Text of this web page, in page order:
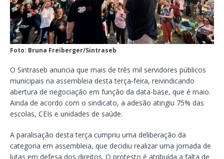
Foto: Bruna Freiberger/Sintraseb
O Sintraseb anuncia que mais de três mil servidores públicos
municipais na assembleia desta terça-feira, reivindicando
abertura de negociação em função da data-base, que é maio.
Ainda de acordo com o sindicato, a adesão atingiu 75% das
escolas, CEIs e unidades de saúde.
A paralisação desta terça cumpriu uma deliberação da
categoria em assembleia, que decidiu realizar uma jornada de
lutas em defesa dos direitos. O protesto é atribuída a falta de